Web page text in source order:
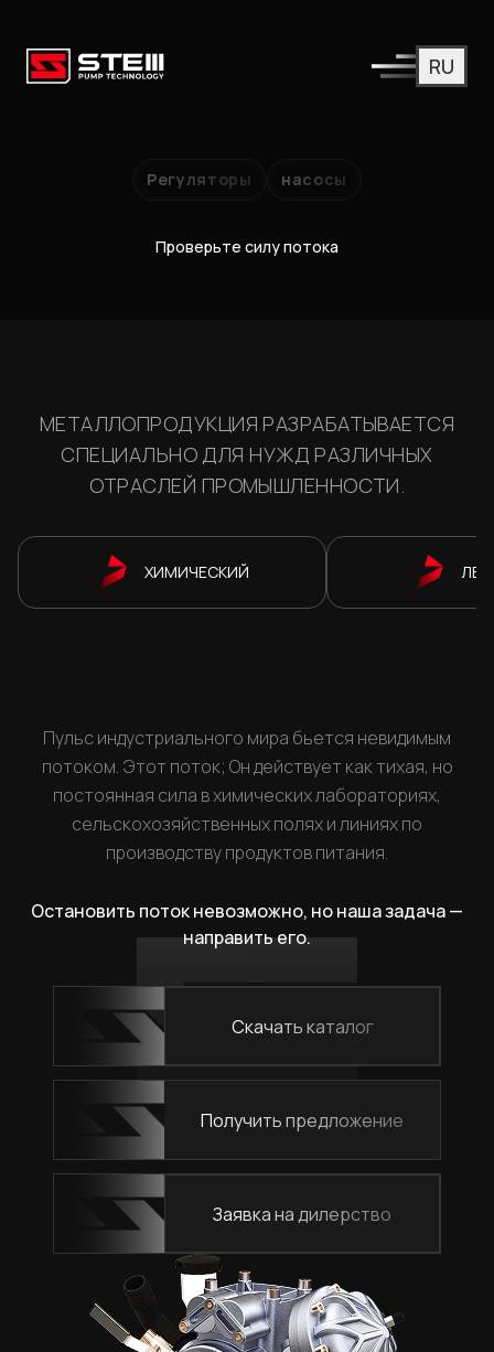
RU
Регуляторы насосы
Проверьте силу потока
МЕТАЛЛОПРОДУКЦИЯ РАЗРАБАТЫВАЕТСЯ
СПЕЦИАЛЬНО ДЛЯ НУЖД РАЗЛИЧНЫХ
ОТРАСЛЕЙ ПРОМЫШЛЕННОСТИ.
ХИМИЧЕСКИЙ
Пульс индустриального мира бьется невидимым
потоком. Этот поток; Он действует как тихая, но
постоянная сила в химических лабораториях,
сельскохозяйственных полях и линиях по
производству продуктов питания.
Остановить поток невозможно, но наша задача —
направить его.
Скачать каталог
Получить предложение
Заявка на дилерство